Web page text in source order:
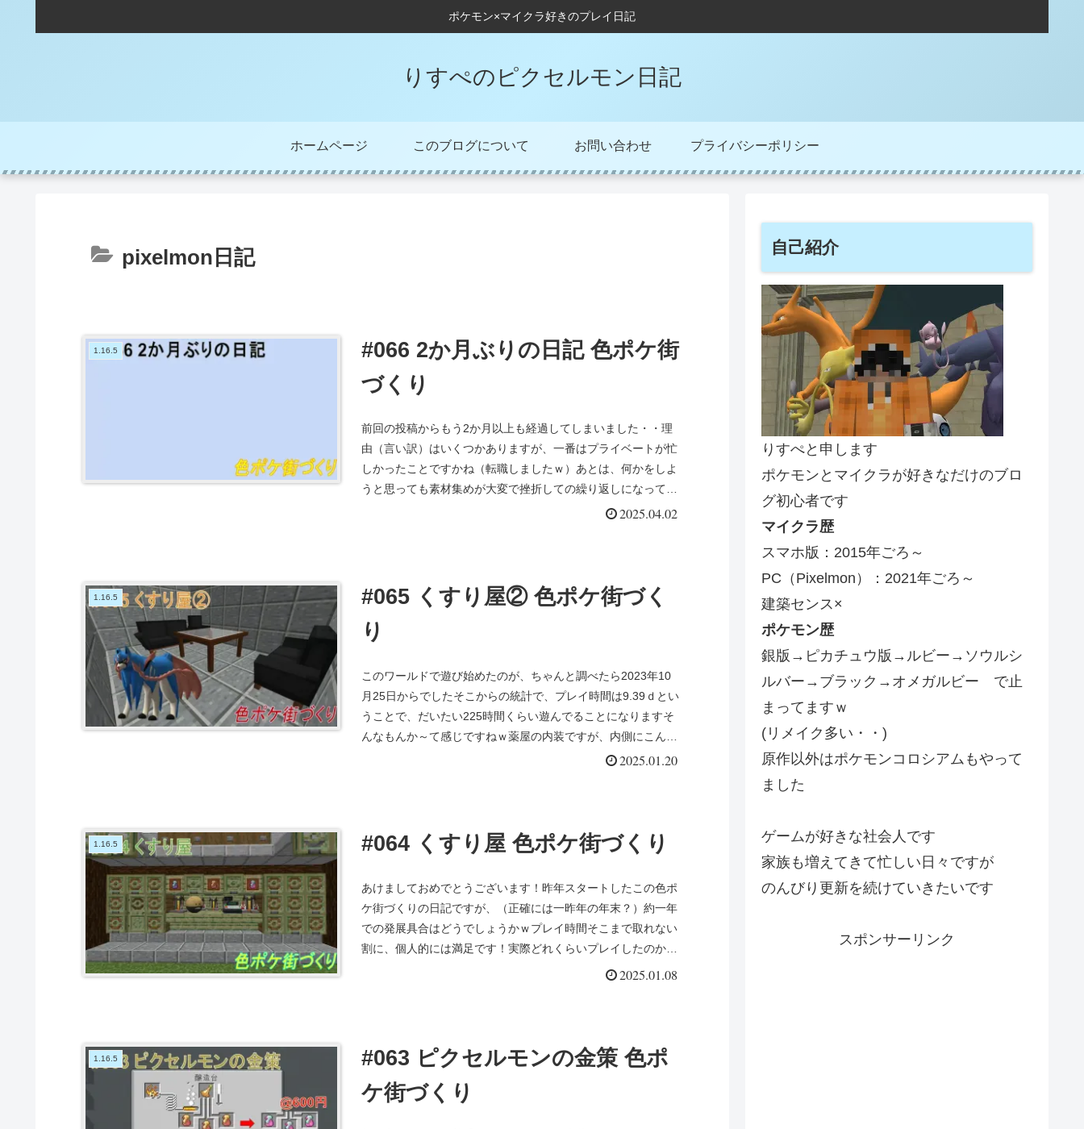
ポケモン×マイクラ好きのプレイ日記
りすぺのピクセルモン日記
ホームページ このブログについて お問い合わせ プライバシーポリシー
pixelmon日記
1.16.5
#066 2か月ぶりの日記 色ポケ街
づくり
前回の投稿からもう2か月以上も経過してしまいました・・理
由（言い訳）はいくつかありますが、一番はプライベートが忙
しかったことですかね（転職しましたｗ）あとは、何かをしよ
うと思っても素材集めが大変で挫折しての繰り返しになってま
2025.04.02
1.16.5
#065 くすり屋② 色ポケ街づく
り
このワールドで遊び始めたのが、ちゃんと調べたら2023年10
月25日からでしたそこからの統計で、プレイ時間は9.39ｄとい
うことで、だいたい225時間くらい遊んでることになりますそ
んなもんか～て感じですねｗ薬屋の内装ですが、内側にこんな
2025.01.20
1.16.5 #064 くすり屋 色ポケ街づくり
あけましておめでとうございます！昨年スタートしたこの色ポ
ケ街づくりの日記ですが、（正確には一昨年の年末？）約一年
での発展具合はどうでしょうかｗプレイ時間そこまで取れない
割に、個人的には満足です！実際どれくらいプレイしたのか、
2025.01.08
1.16.5
#063 ピクセルモンの金策 色ポ
ケ街づくり
自己紹介
りすぺと申します
ポケモンとマイクラが好きなだけのブロ
グ初心者です
マイクラ歴
スマホ版：2015年ごろ～
PC（Pixelmon）：2021年ごろ～
建築センス×
ポケモン歴
銀版→ピカチュウ版→ルビー→ソウルシ
ルバー→ブラック→オメガルビー で止
まってますｗ
(リメイク多い・・)
原作以外はポケモンコロシアムもやって
ました
ゲームが好きな社会人です
家族も増えてきて忙しい日々ですが
のんびり更新を続けていきたいです
スポンサーリンク